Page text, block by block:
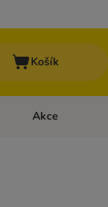
Košík
zvířataOtevřít menu:
Akce